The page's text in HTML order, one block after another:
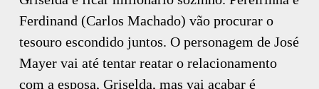
Ferdinand (Carlos Machado) vão procurar o
tesouro escondido juntos. O personagem de José
Mayer vai até tentar reatar o relacionamento
com a esposa, Griselda, mas vai acabar é